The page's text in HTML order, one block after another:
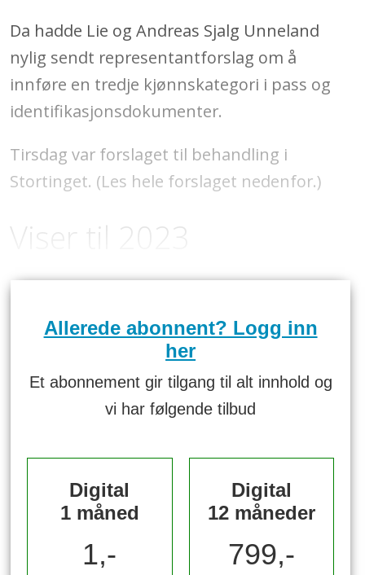
Da hadde Lie og Andreas Sjalg Unneland
nylig sendt representantforslag om å
innføre en tredje kjønnskategori i pass og
identifikasjonsdokumenter.
Tirsdag var forslaget til behandling i
Stortinget. (Les hele forslaget nedenfor.)
Viser til 2023
Allerede abonnent? Logg inn
her
Et abonnement gir tilgang til alt innhold og
vi har følgende tilbud
Digital
1 måned
1,-
Digital
12 måneder
799,-